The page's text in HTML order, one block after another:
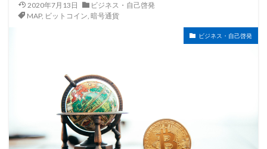
2020年7月13日
ビジネス・自己啓発
MAP, ビットコイン, 暗号通貨
ビジネス・自己啓発